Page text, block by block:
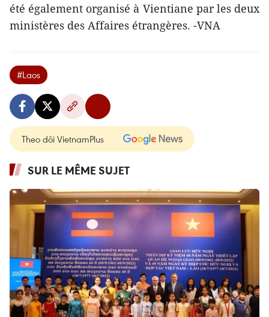
été également organisé à Vientiane par les deux
ministères des Affaires étrangères. -VNA
#Laos
Theo dõi VietnamPlus
SUR LE MÊME SUJET